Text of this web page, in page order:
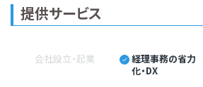
提供サービス
会社設立・起業
経理事務の省力
化・DX